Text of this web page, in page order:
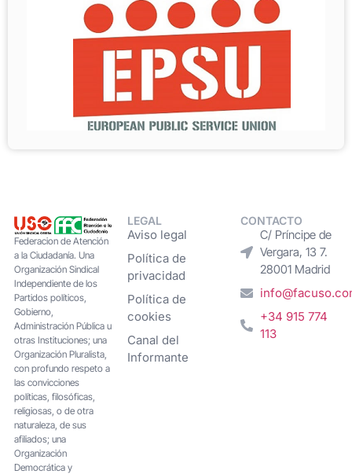
Federacion de Atención
a la Ciudadanía. Una
Organización Sindical
Independiente de los
Partidos políticos,
Gobierno,
Administración Pública u
otras Instituciones; una
Organización Pluralista,
con profundo respeto a
las convicciones
políticas, filosóficas,
religiosas, o de otra
naturaleza, de sus
afiliados; una
Organización
Democrática y
LEGAL
Aviso legal
Política de
privacidad
Política de
cookies
Canal del
Informante
CONTACTO
C/ Príncipe de
Vergara, 13 7.
28001 Madrid
+34 915 774
113